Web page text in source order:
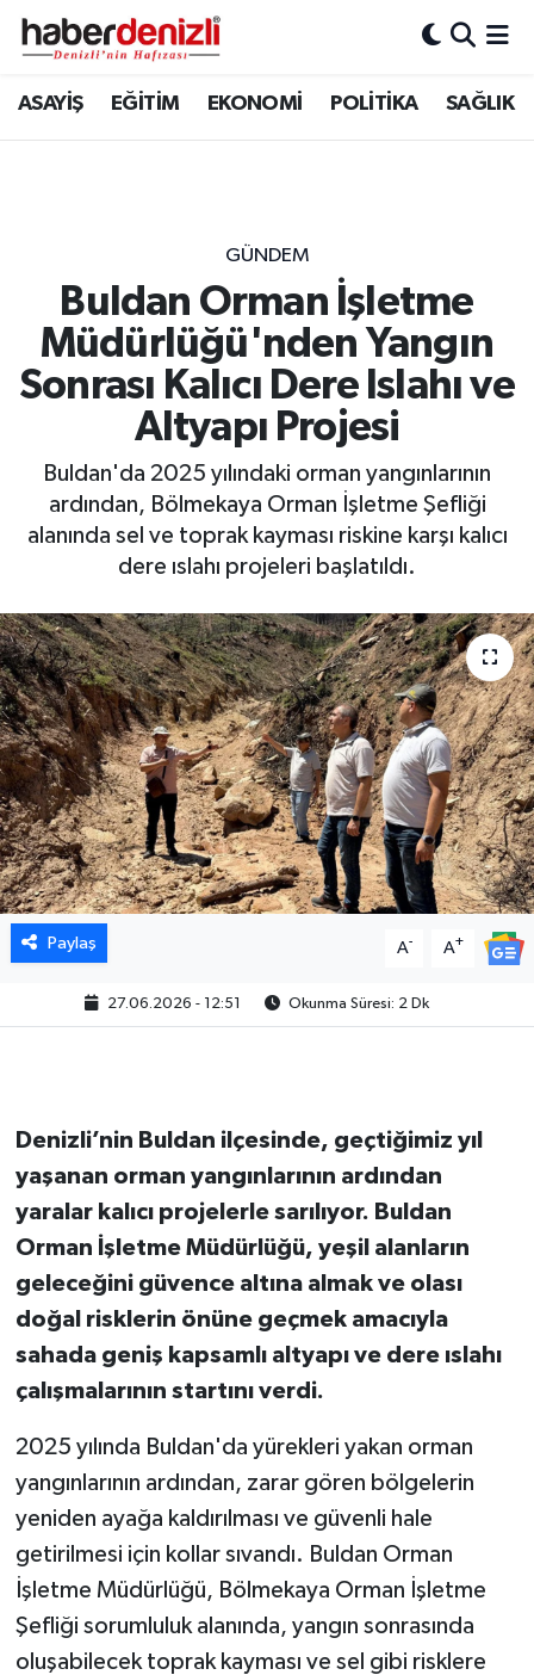
ASAYİŞ EĞİTİM EKONOMİ POLİTİKA SAĞLIK
GÜNDEM
Buldan Orman İşletme
Müdürlüğü'nden Yangın
Sonrası Kalıcı Dere Islahı ve
Altyapı Projesi
Buldan'da 2025 yılındaki orman yangınlarının
ardından, Bölmekaya Orman İşletme Şefliği
alanında sel ve toprak kayması riskine karşı kalıcı
dere ıslahı projeleri başlatıldı.
Paylaş A- A+
27.06.2026 - 12:51 Okunma Süresi: 2 Dk
Denizli’nin Buldan ilçesinde, geçtiğimiz yıl
yaşanan orman yangınlarının ardından
yaralar kalıcı projelerle sarılıyor. Buldan
Orman İşletme Müdürlüğü, yeşil alanların
geleceğini güvence altına almak ve olası
doğal risklerin önüne geçmek amacıyla
sahada geniş kapsamlı altyapı ve dere ıslahı
çalışmalarının startını verdi.
2025 yılında Buldan'da yürekleri yakan orman
yangınlarının ardından, zarar gören bölgelerin
yeniden ayağa kaldırılması ve güvenli hale
getirilmesi için kollar sıvandı. Buldan Orman
İşletme Müdürlüğü, Bölmekaya Orman İşletme
Şefliği sorumluluk alanında, yangın sonrasında
oluşabilecek toprak kayması ve sel gibi risklere
Denizli Nöbetçi Eczaneler
Tüm Manşetler
Son Dakika Haberleri